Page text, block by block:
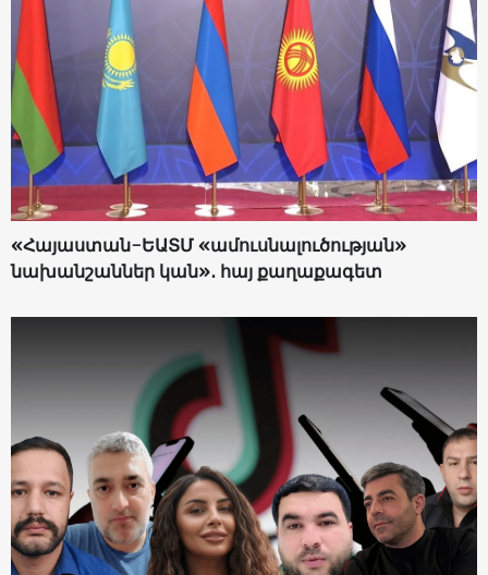
«Հայաստան-ԵԱՏՄ «ամուսնալուծության»
նախանշաններ կան»․ հայ քաղաքագետ